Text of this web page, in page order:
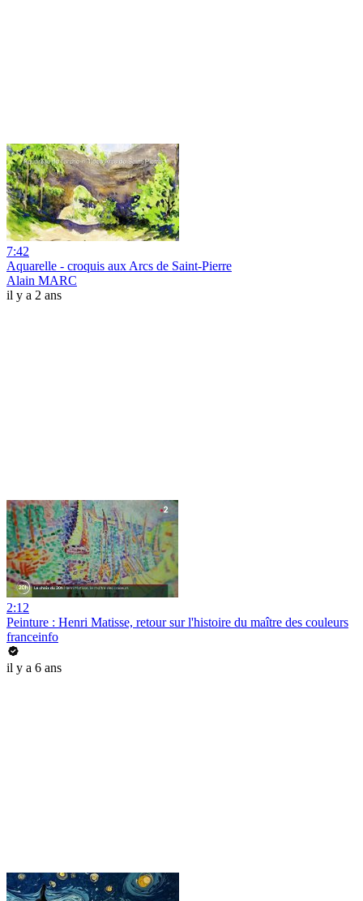
7:42
Aquarelle - croquis aux Arcs de Saint-Pierre
Alain MARC
il y a 2 ans
2:12
Peinture : Henri Matisse, retour sur l'histoire du maître des couleurs
franceinfo
il y a 6 ans